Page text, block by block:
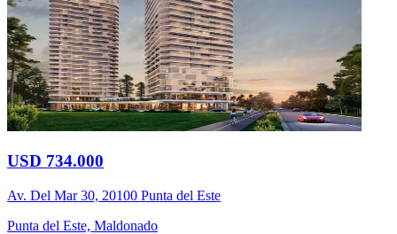
USD 734.000
Av. Del Mar 30, 20100 Punta del Este
Punta del Este, Maldonado